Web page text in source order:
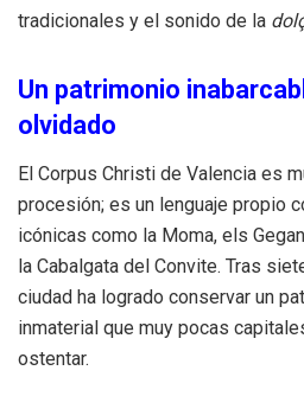
tradicionales y el sonido de la
Un patrimonio
olvidado
El Corpus Christi de Valencia es
procesión; es un lenguaje propio
icónicas como la Moma, els
la Cabalgata del Convite. Tras
ciudad ha logrado conservar un
inmaterial que muy pocas
ostentar.